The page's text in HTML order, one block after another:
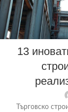
13
Търговско